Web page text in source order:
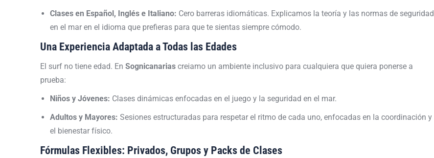
Clases en Español, Inglés e Italiano: Cero barreras idiomáticas. Explicamos la teoría y las normas de seguridad
en el mar en el idioma que prefieras para que te sientas siempre cómodo.
Una Experiencia Adaptada a Todas las Edades
El surf no tiene edad. En Sognicanarias creiamo un ambiente inclusivo para cualquiera que quiera ponerse a
prueba:
Niños y Jóvenes: Clases dinámicas enfocadas en el juego y la seguridad en el mar.
Adultos y Mayores: Sesiones estructuradas para respetar el ritmo de cada uno, enfocadas en la coordinación y
el bienestar físico.
Fórmulas Flexibles: Privados, Grupos y Packs de Clases